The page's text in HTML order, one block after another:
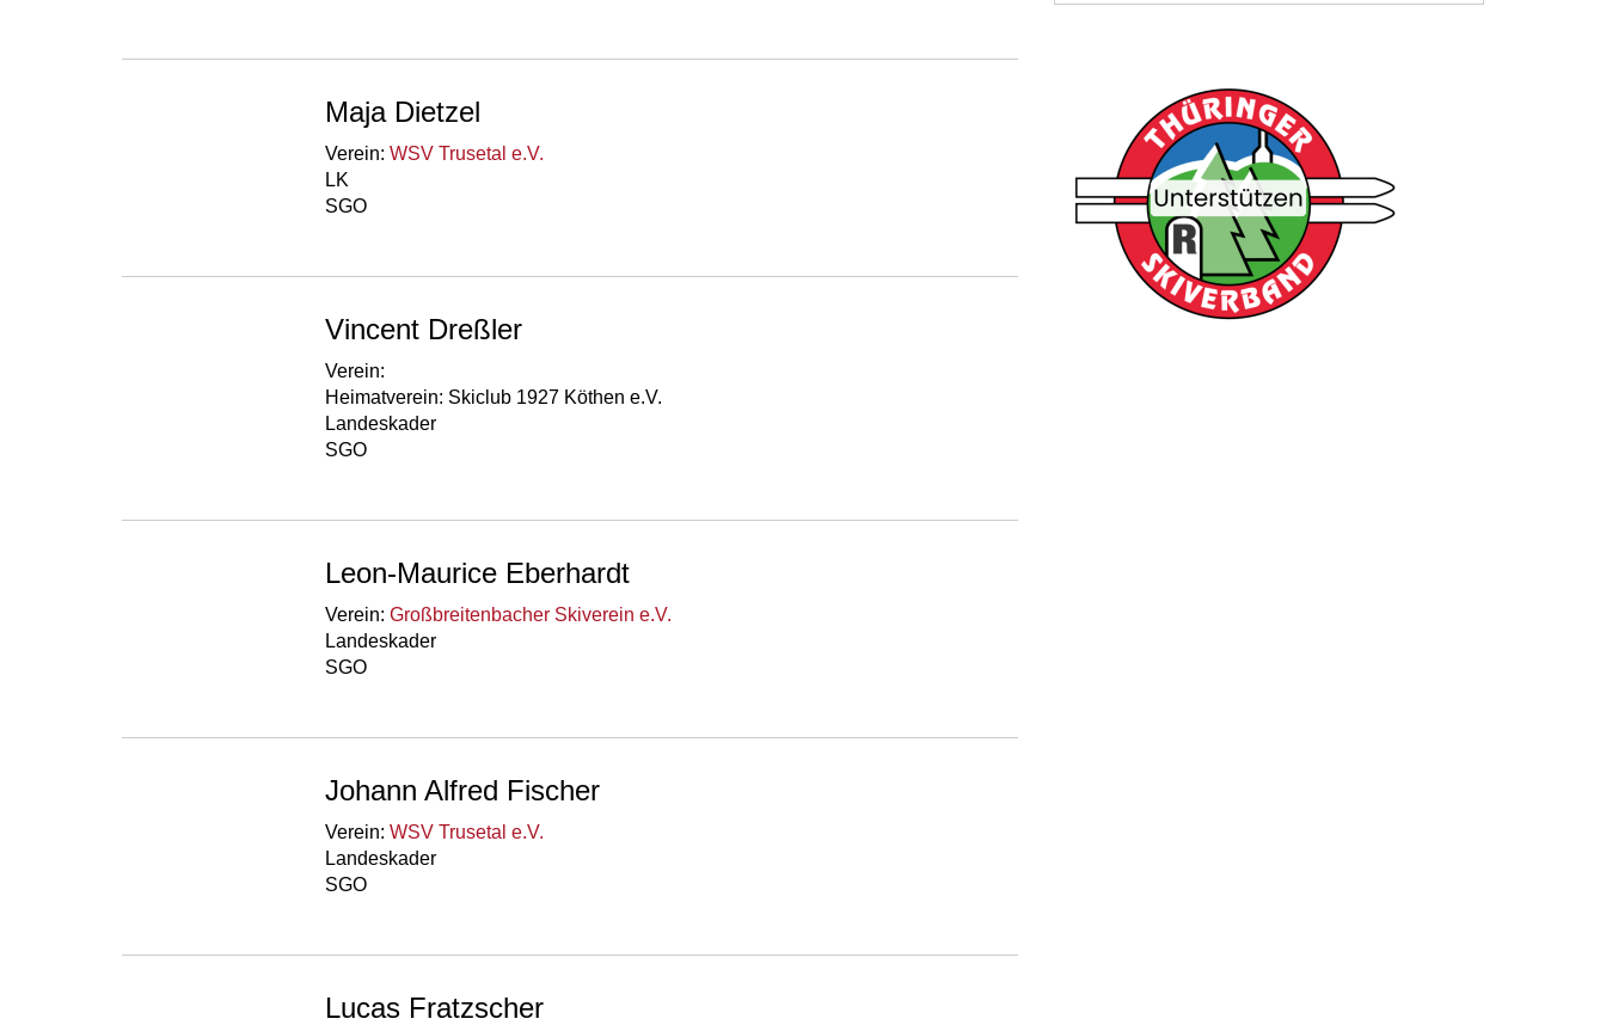
Maja Dietzel
Verein: WSV Trusetal e.V.
LK
SGO
Vincent Dreßler
Verein:
Heimatverein: Skiclub 1927 Köthen e.V.
Landeskader
SGO
Leon-Maurice Eberhardt
Verein: Großbreitenbacher Skiverein e.V.
Landeskader
SGO
Johann Alfred Fischer
Verein: WSV Trusetal e.V.
Landeskader
SGO
Lucas Fratzscher